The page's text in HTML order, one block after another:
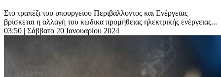
Στο τραπέζι του υπουργείου Περιβάλλοντος και Ενέργειας
βρίσκεται η αλλαγή του κώδικα προμήθειας ηλεκτρικής ενέργειας...
03:50 | Σάββατο 20 Ιανουαρίου 2024